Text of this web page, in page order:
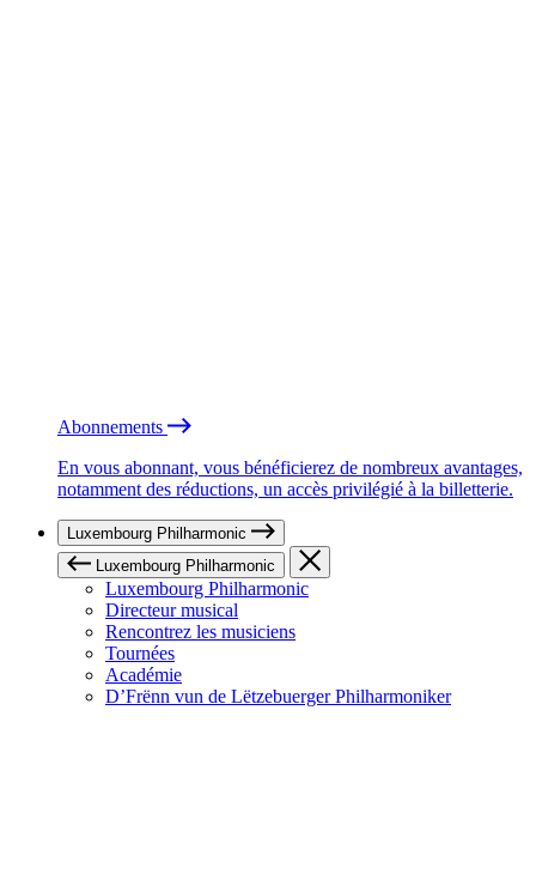
Abonnements
En vous abonnant, vous bénéficierez de nombreux avantages,
notamment des réductions, un accès privilégié à la billetterie.
Luxembourg Philharmonic
Luxembourg Philharmonic
Luxembourg Philharmonic
Directeur musical
Rencontrez les musiciens
Tournées
Académie
D’Frënn vun de Lëtzebuerger Philharmoniker